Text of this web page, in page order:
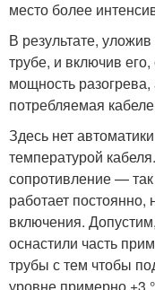
место более
В результате,
трубе, и включив
мощность
потребляемая
Здесь нет
температурой
сопротивление —
работает
включения.
оснастили часть
трубы с тем чтобы